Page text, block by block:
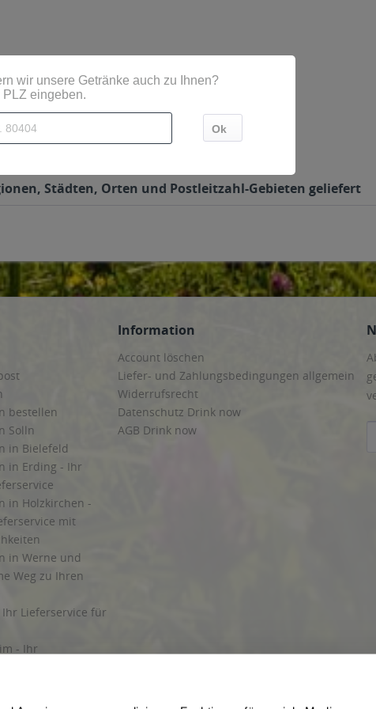
(B)
angesehen
Städten, Orten und Postleitzahl-Gebieten geliefert
bestellen
Solln
in Bielefeld
in Erding - Ihr
in Holzkirchen -
mit
in Werne und
Weg zu Ihren
Lieferservice für
- Ihr
Information
Account löschen
Liefer- und Zahlungsbedingungen allgemein
Widerrufsrecht
Datenschutz Drink now
AGB Drink now